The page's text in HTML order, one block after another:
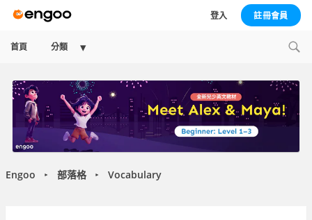
登入 註冊會員
首頁 分類
Expand
menu
Engoo ► 部落格 ► Vocabulary